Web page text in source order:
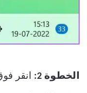
الخطوة 2: انقر